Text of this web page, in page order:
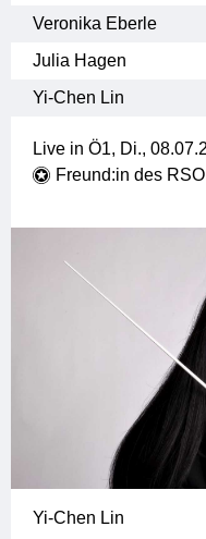
Veronika Eberle
Julia Hagen
Yi-Chen Lin
Live in Ö1, Di.,
Freund:in des
Yi-Chen Lin